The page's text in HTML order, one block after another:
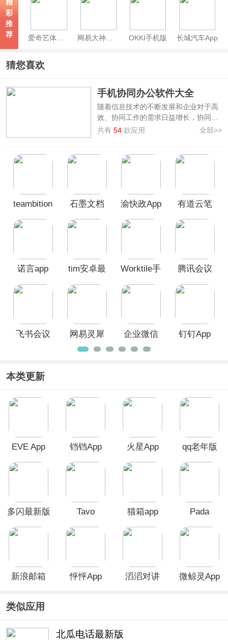
精
彩
推
荐
爱奇艺体育App 网易大神极速版 OKKI手机版 长城汽车App
猜您喜欢
手机协同办公软件大全
随着信息技术的不断发展和企业对于高
效、协同工作的需求日益增长，协同办
公软件成为了企业不可或缺的办公工
些优秀的协同办公app，其中包括
件具备任务管理、日程安排、通讯录管
理、文件共享等功能，支持跨平台协
共有54 款应用 全部>>
teambition
石墨文档
渝快政App
有道云笔
诺言app
tim安卓最
Worktile手
腾讯会议
飞书会议
网易灵犀
办公app
企业微信
App
钉钉App
本类更新
EVE App 铛铛App 火星App qq老年版
多闪最新版 Tavo 猫箱app Pada
新浪邮箱
怦怦App
滔滔对讲
微鲸灵App
类似应用
北瓜电话最新版